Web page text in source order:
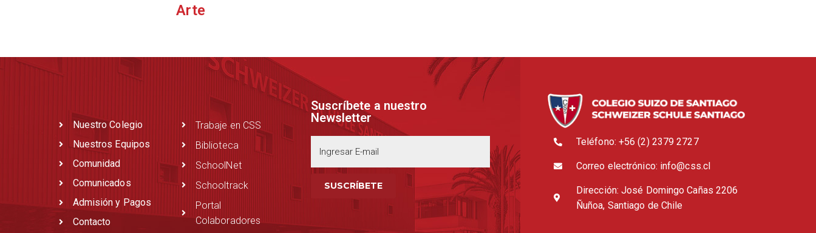
Arte
Nuestro Colegio
Nuestros Equipos
Comunidad
Comunicados
Admisión y Pagos
Contacto
Trabaje en CSS
Biblioteca
SchoolNet
Schooltrack
Portal
Colaboradores
Suscríbete a nuestro
Newsletter
Teléfono: +56 (2) 2379 2727
Correo electrónico: info@css.cl
Dirección: José Domingo Cañas 2206
Ñuñoa, Santiago de Chile